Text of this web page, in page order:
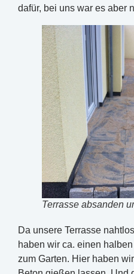
dafür, bei uns war es aber
Terrasse absanden
Da unsere Terrasse
haben wir ca. einen
zum Garten. Hier haben